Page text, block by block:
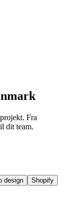
Fra
dit team.
design Shopify